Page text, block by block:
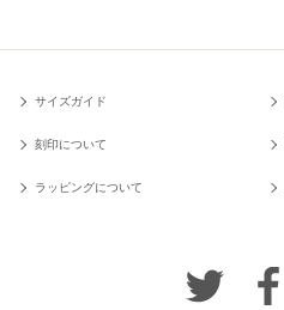
サイズガイド
刻印について
ラッピングについて